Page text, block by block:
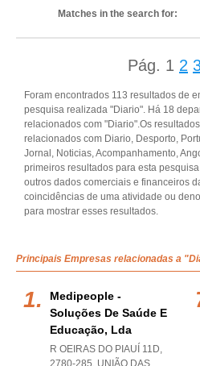
Matches in the search for:
Pág. 1 2
Foram encontrados 113 resultados de
pesquisa realizada "Diario". Há 18
relacionados com "Diario".Os
relacionados com Diario, Desporto,
Jornal, Noticias, Acompanhamento,
primeiros resultados para esta
outros dados comerciais e financeiros
coincidências de uma atividade ou
para mostrar esses resultados.
Principais Empresas relacionadas a
Medipeople -
Soluções De Saúde E
Educação, Lda
R OEIRAS DO PIAUÍ 11D,
2780-285, UNIÃO DAS